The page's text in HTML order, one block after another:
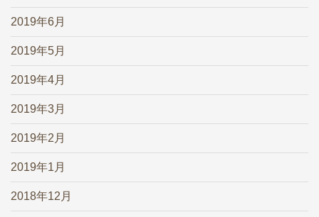
2019年6月
2019年5月
2019年4月
2019年3月
2019年2月
2019年1月
2018年12月